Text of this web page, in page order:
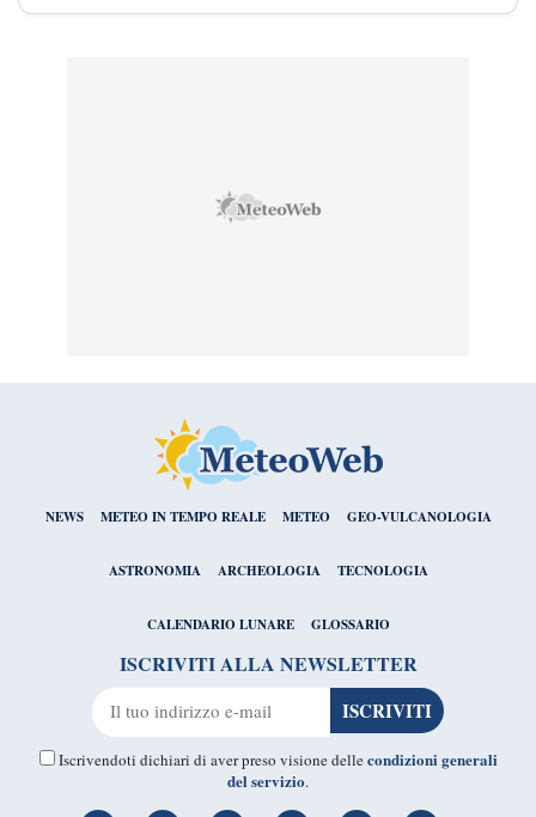
NEWS METEO IN TEMPO REALE METEO GEO-VULCANOLOGIA
ASTRONOMIA ARCHEOLOGIA TECNOLOGIA
CALENDARIO LUNARE GLOSSARIO
ISCRIVITI ALLA NEWSLETTER
Iscrivendoti dichiari di aver preso visione dellecondizioni generali
del servizio.